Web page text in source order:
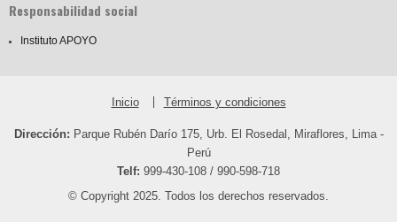
Responsabilidad social
Instituto APOYO
Inicio Términos y condiciones
Dirección: Parque Rubén Darío 175, Urb. El Rosedal, Miraflores, Lima -
Perú
Telf: 999-430-108 / 990-598-718
© Copyright 2025. Todos los derechos reservados.